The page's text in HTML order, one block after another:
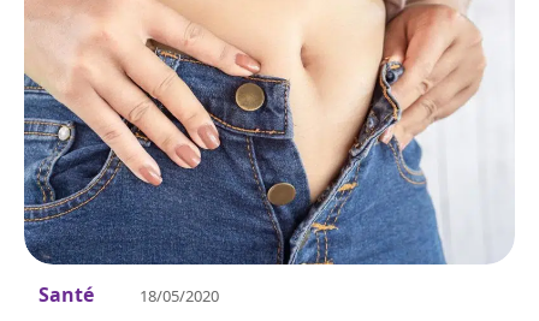
Santé 18/05/2020